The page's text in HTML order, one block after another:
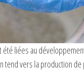
liées au
tend vers la production